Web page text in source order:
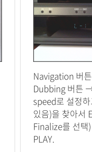
Navigation 버
Dubbing 버튼
speed로 설정
있음)을 찾아서
Finalize를 선택
PLAY.